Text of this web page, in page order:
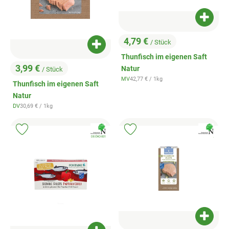
, Preis:
3,99 € / Stück
Thunfisch im eigenen Saft
Natur
, Herkunft:
DV, Referenzpreis:
30,69 € / 1kg
Produkt zum Warenkorb hinzufügen
, Preis:
4,79 € / Stück
Thunfisch im eigenen Saft
Natur
, Herkunft:
MV, Referenzpreis:
42,77 € / 1kg
, Verband:
, Kontrollstelle:
DE-ÖKO-001
Produkt zu Favouriten hinzufügen
, Verband:
Produkt zu Favouriten hinzufügen